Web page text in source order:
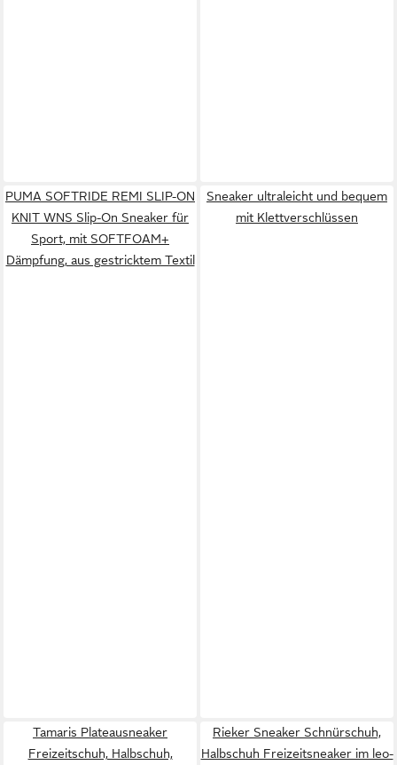
PUMA SOFTRIDE REMI SLIP-ON
KNIT WNS Slip-On Sneaker für
Sport, mit SOFTFOAM+
Dämpfung, aus gestricktem Textil
Sneaker ultraleicht und bequem
mit Klettverschlüssen
Tamaris Plateausneaker
Freizeitschuh, Halbschuh,
Rieker Sneaker Schnürschuh,
Halbschuh Freizeitsneaker im leo-